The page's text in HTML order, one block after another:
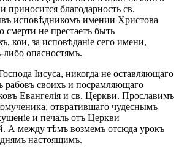
приносится благодарность св.
исповѣдникомъ имении Христова
не престаетъ быть
кои, за исповѣданіе сего имени,
опасностямъ.
Іисуса, никогда не оставляющаго
своихъ и посрамляющаго
Евангелія и св. Церкви. Прославимъ
отвратившаго чудеснымъ
и печаль отъ Церкви
А между тѣмъ возмемъ отсюда урокъ
настоящимъ.